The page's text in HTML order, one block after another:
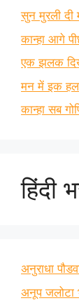
सुन मुरली दी
कान्हा आगे
एक झलक
मन में इक
कान्हा सब
हिंदी
अनुराधा
अनूप